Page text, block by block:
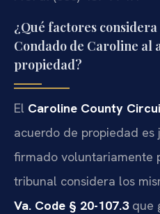
¿Qué factores
Condado de Caroline al
propiedad?
El Caroline County
acuerdo de propiedad
firmado voluntariamente
tribunal considera los
Va. Code § 20-107.3que